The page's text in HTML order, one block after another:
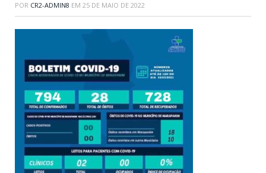
POR CR2-ADMIN8 EM 25 DE MAIO DE 2022